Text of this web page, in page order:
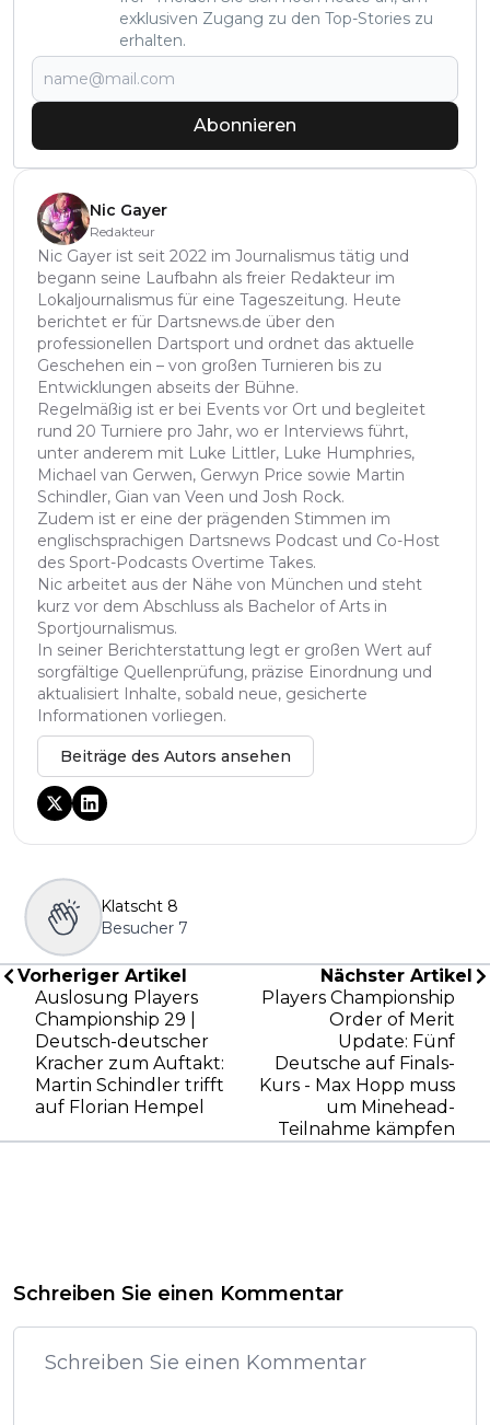
exklusiven Zugang zu den Top-Stories zu
erhalten.
Abonnieren
Nic Gayer
Redakteur
Nic Gayer ist seit 2022 im Journalismus tätig und
begann seine Laufbahn als freier Redakteur im
Lokaljournalismus für eine Tageszeitung. Heute
berichtet er für Dartsnews.de über den
professionellen Dartsport und ordnet das aktuelle
Geschehen ein – von großen Turnieren bis zu
Entwicklungen abseits der Bühne.
Regelmäßig ist er bei Events vor Ort und begleitet
rund 20 Turniere pro Jahr, wo er Interviews führt,
unter anderem mit Luke Littler, Luke Humphries,
Michael van Gerwen, Gerwyn Price sowie Martin
Schindler, Gian van Veen und Josh Rock.
Zudem ist er eine der prägenden Stimmen im
englischsprachigen Dartsnews Podcast und Co-Host
des Sport-Podcasts Overtime Takes.
Nic arbeitet aus der Nähe von München und steht
kurz vor dem Abschluss als Bachelor of Arts in
Sportjournalismus.
In seiner Berichterstattung legt er großen Wert auf
sorgfältige Quellenprüfung, präzise Einordnung und
aktualisiert Inhalte, sobald neue, gesicherte
Informationen vorliegen.
Beiträge des Autors ansehen
Klatscht 8
Besucher 7
Vorheriger Artikel
Auslosung Players
Championship 29 |
Deutsch-deutscher
Kracher zum Auftakt:
Martin Schindler trifft
auf Florian Hempel
Nächster Artikel
Players Championship
Order of Merit
Update: Fünf
Deutsche auf Finals-
Kurs - Max Hopp muss
um Minehead-
Teilnahme kämpfen
Schreiben Sie einen Kommentar